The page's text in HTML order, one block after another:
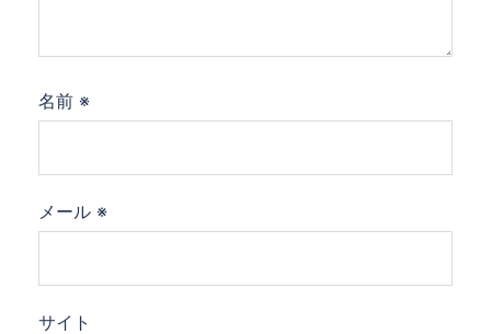
名前 ※
メール ※
サイト